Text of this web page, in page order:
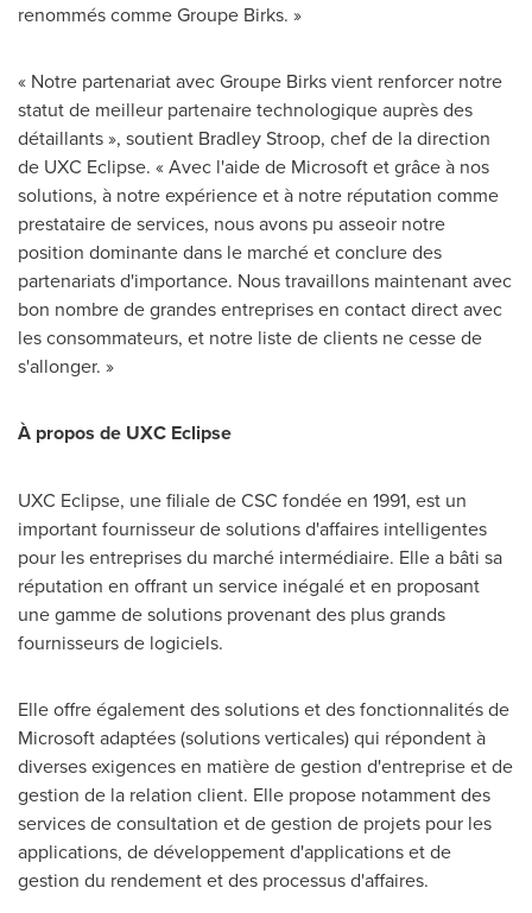
renommés comme Groupe Birks. »
« Notre partenariat avec Groupe Birks vient renforcer notre
statut de meilleur partenaire technologique auprès des
détaillants », soutient Bradley Stroop, chef de la direction
de UXC Eclipse. « Avec l'aide de Microsoft et grâce à nos
solutions, à notre expérience et à notre réputation comme
prestataire de services, nous avons pu asseoir notre
position dominante dans le marché et conclure des
partenariats d'importance. Nous travaillons maintenant avec
bon nombre de grandes entreprises en contact direct avec
les consommateurs, et notre liste de clients ne cesse de
s'allonger. »
À propos de UXC Eclipse
UXC Eclipse, une filiale de CSC fondée en 1991, est un
important fournisseur de solutions d'affaires intelligentes
pour les entreprises du marché intermédiaire. Elle a bâti sa
réputation en offrant un service inégalé et en proposant
une gamme de solutions provenant des plus grands
fournisseurs de logiciels.
Elle offre également des solutions et des fonctionnalités de
Microsoft adaptées (solutions verticales) qui répondent à
diverses exigences en matière de gestion d'entreprise et de
gestion de la relation client. Elle propose notamment des
services de consultation et de gestion de projets pour les
applications, de développement d'applications et de
gestion du rendement et des processus d'affaires.